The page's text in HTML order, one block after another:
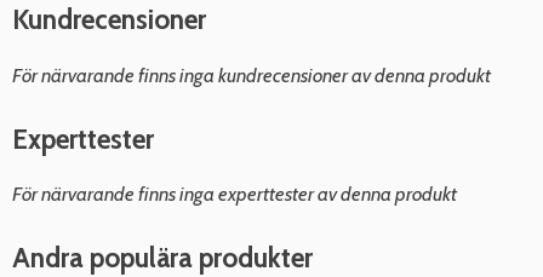
Kundrecensioner
För närvarande finns inga kundrecensioner av denna produkt
Experttester
För närvarande finns inga experttester av denna produkt
Andra populära produkter